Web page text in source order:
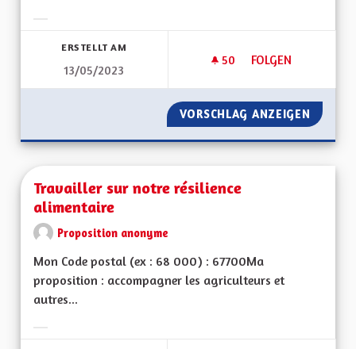
ERSTELLT AM
13/05/2023
50 50 FOLLOWER
FOLGEN
UN
VORSCHLAG ANZEIGEN UN
Travailler sur notre résilience
alimentaire
Proposition anonyme
Mon Code postal (ex : 68 000) : 67700Ma
proposition : accompagner les agriculteurs et
autres...